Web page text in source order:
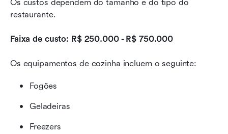
Os custos dependem do tamanho e do tipo do
restaurante.
Faixa de custo: R$ 250.000 - R$ 750.000
Os equipamentos de cozinha incluem o seguinte:
Fogões
Geladeiras
Freezers